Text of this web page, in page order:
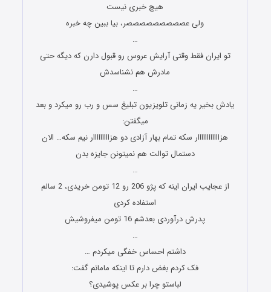
هیچ خبری نیست
ولی عصصصصصصصصصر، بیا ببین چه خبره
…
تو ایران فقط وقتی آرایش عروس رو قبول دارن که دیگه حتی
مادرش هم نشناسدش
…
یادش بخیر یه زمانی تلویزیون تبلیغ سس و رب رو میکرد و بعد
میگفتن:
هزاااااااااااار سکه تمام بهار آزادی دو هزااااااااار نیم سکه… الان
دستمال توالت هم نمیتونن جایزه بدن
…
از عجایب ایران اینه که پژو 206 رو 12 تومن خریدی، 2 سالم
استفاده کردی
پدرش درآوردی بعدشم 16 تومن میفروشیش
…
ﺩﺍﺷﺘﻢ ﺍﺣﺴﺎﺱ ﺧﻔﮕﯽ ﻣﯿﮑﺮﺩﻡ …
ﻓﮏ ﮐﺮﺩﻡ ﺑﻐﺾ ﺩﺍﺭم ﺗﺎ ﺍﯾﻨﮑﻪ ﻣﺎﻣﺎﻧﻢ ﮔﻔﺖ:
ﻟﺒﺎﺳﺘﻮ ﭼﺮﺍ ﺑﺮ ﻋﮑﺲ پوﺷﯿﺪﯼ؟